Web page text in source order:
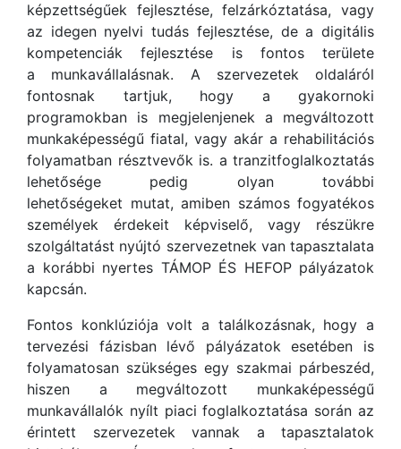
képzettségűek fejlesztése, felzárkóztatása, vagy
az idegen nyelvi tudás fejlesztése, de a digitális
kompetenciák fejlesztése is fontos területe
a munkavállalásnak. A szervezetek oldaláról
fontosnak tartjuk, hogy a gyakornoki
programokban is megjelenjenek a megváltozott
munkaképességű fiatal, vagy akár a rehabilitációs
folyamatban résztvevők is. a tranzitfoglalkoztatás
lehetősége pedig olyan további
lehetőségeket mutat, amiben számos fogyatékos
személyek érdekeit képviselő, vagy részükre
szolgáltatást nyújtó szervezetnek van tapasztalata
a korábbi nyertes TÁMOP ÉS HEFOP pályázatok
kapcsán.
Fontos konklúziója volt a találkozásnak, hogy a
tervezési fázisban lévő pályázatok esetében is
folyamatosan szükséges egy szakmai párbeszéd,
hiszen a megváltozott munkaképességű
munkavállalók nyílt piaci foglalkoztatása során az
érintett szervezetek vannak a tapasztalatok